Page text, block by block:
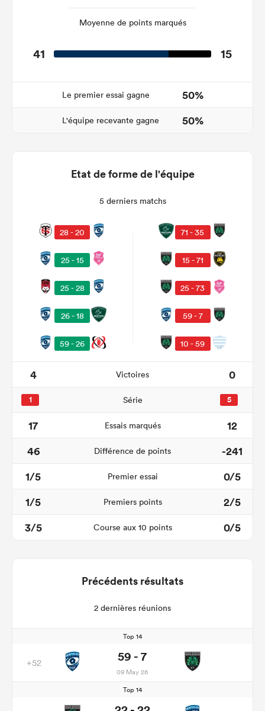
Moyenne de points marqués
41 15
Le premier essai gagne 50%
L'équipe recevante gagne 50%
Etat de forme de l'équipe
5 derniers matchs
28 - 20
25 - 15
25 - 28
26 - 18
59 - 26
71 - 35
15 - 71
25 - 73
59 - 7
10 - 59
4 Victoires 0
1 Série 5
17 Essais marqués
12
46
Différence de points
-241
1/5
Premier essai
0/5
1/5
Premiers points
2/5
3/5
Course aux 10 points 0/5
Précédents résultats
2 dernières réunions
Top 14
+52 59 - 7
09 May 26
Top 14